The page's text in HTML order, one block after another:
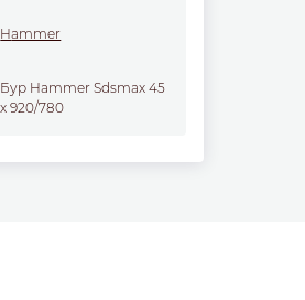
Hammer
Бур Hammer Sdsmax 45
x 920/780